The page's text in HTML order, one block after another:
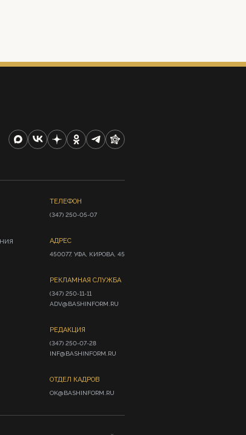
ТЕЛЕФОН
(347) 250-05-07
АДРЕС
450077, УФА, КИРОВА, 45
РЕКЛАМНАЯ СЛУЖБА
(347) 250-11-11
ADV@BASHINFORM.RU
РЕДАКЦИЯ
(347) 250-07-28
INF@BASHINFORM.RU
ОТДЕЛ КАДРОВ
OK@BASHINFORM.RU